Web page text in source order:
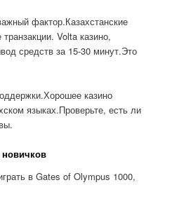
фактор.Казахстанские
Volta казино,
средств за 15-30 минут.Это
казино
языках.Проверьте, есть ли
новичков
в Gates of Olympus 1000,